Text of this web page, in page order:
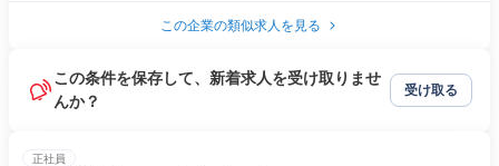
この企業の類似求人を見る
この条件を保存して、新着求人を受け取りませ
んか？
受け取る
正社員